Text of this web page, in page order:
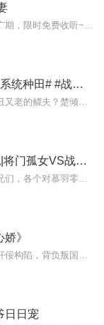
毒医农妃：战神王爷赖上门#系统种田# #战神变赘婿
【VIP免费】腹黑王爷霸傲妃|将门孤女VS战神王爷
》
日日宠